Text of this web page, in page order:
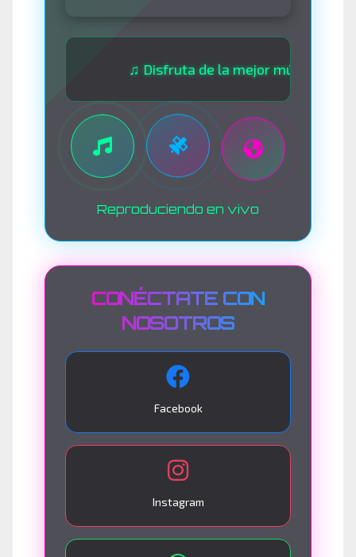
♫ Disfruta de la mejor música las 24
Reproduciendo en vivo
CONÉCTATE CON
NOSOTROS
Facebook
Instagram